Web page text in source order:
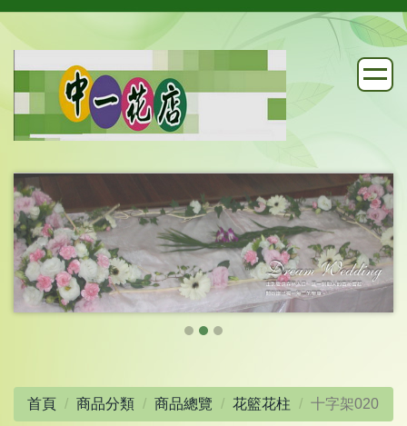
首頁 商品分類 商品總覽 花籃花柱 十字架020